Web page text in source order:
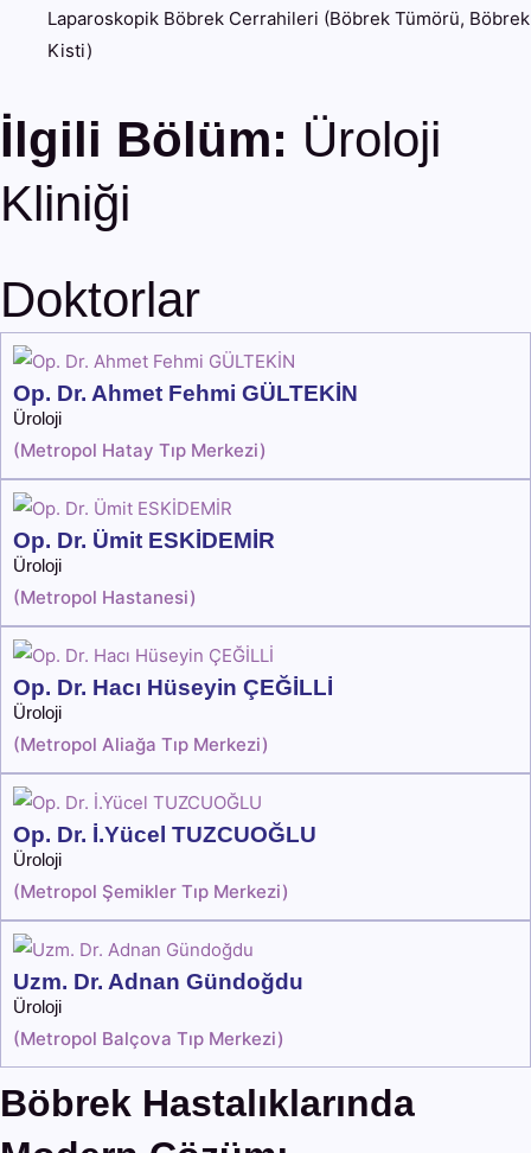
Laparoskopik Böbrek Cerrahileri (Böbrek Tümörü, Böbrek
Kisti)
İlgili Bölüm: Üroloji
Kliniği
Doktorlar
Op. Dr. Ahmet Fehmi GÜLTEKİN
Üroloji
(Metropol Hatay Tıp Merkezi)
Op. Dr. Ümit ESKİDEMİR
Üroloji
(Metropol Hastanesi)
Op. Dr. Hacı Hüseyin ÇEĞİLLİ
Üroloji
(Metropol Aliağa Tıp Merkezi)
Op. Dr. İ.Yücel TUZCUOĞLU
Üroloji
(Metropol Şemikler Tıp Merkezi)
Uzm. Dr. Adnan Gündoğdu
Üroloji
(Metropol Balçova Tıp Merkezi)
Böbrek Hastalıklarında